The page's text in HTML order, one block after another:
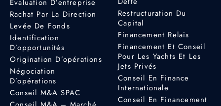
Évaluation D’entreprise
Rachat Par La Direction
Levée De Fonds
Identification
D’opportunités
Origination D’opérations
Négociation
D’opérations
Conseil M&A SPAC
Restructuration Du
Capital
Financement Relais
Financement Et Conseil
Pour Les Yachts Et Les
Jets Privés
Conseil En Finance
Internationale
Conseil En Financement